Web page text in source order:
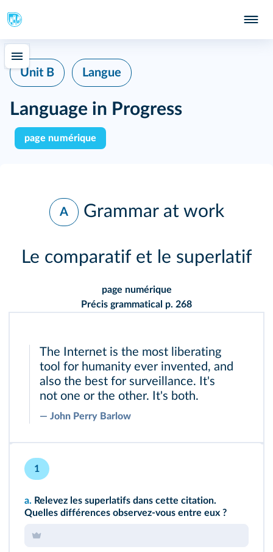
Unit B Langue
Language in Progress
page numérique
A Grammar at work
Le comparatif et le superlatif
page numérique
Précis grammatical p. 268
The Internet is the most liberating
tool for humanity ever invented, and
also the best for surveillance. It's
not one or the other. It's both.
― John Perry Barlow
1
a. Relevez les superlatifs dans cette citation.
Quelles différences observez-vous entre eux ?